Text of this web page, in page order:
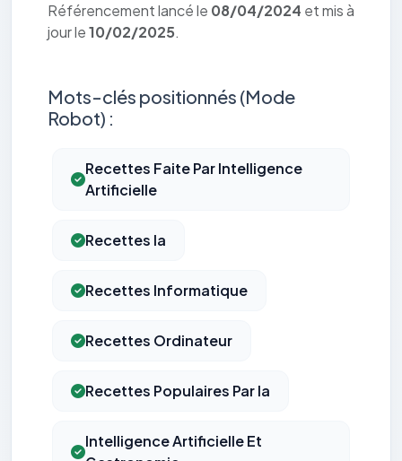
Référencement lancé le 08/04/2024 et mis à
jour le10/02/2025.
Mots-clés positionnés (Mode
Robot) :
Recettes Faite Par Intelligence
Artificielle
Recettes Ia
Recettes Informatique
Recettes Ordinateur
Recettes Populaires Par Ia
Intelligence Artificielle Et